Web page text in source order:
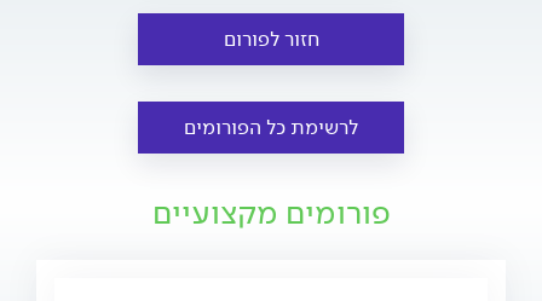
חזור לפורום
לרשימת כל הפורומים
פורומים מקצועיים